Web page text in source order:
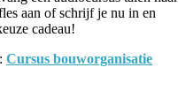
aan of schrijf je nu in en
cadeau!
Cursus bouworganisatie